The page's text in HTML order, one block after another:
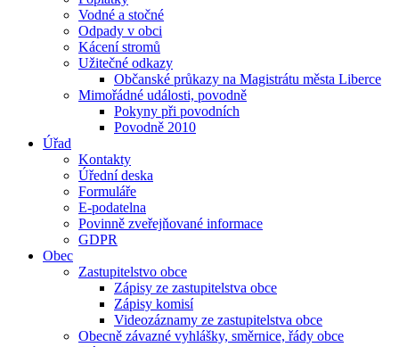
Vodné a stočné
Odpady v obci
Kácení stromů
Užitečné odkazy
Občanské průkazy na Magistrátu města Liberce
Mimořádné události, povodně
Pokyny při povodních
Povodně 2010
Úřad
Kontakty
Úřední deska
Formuláře
E-podatelna
Povinně zveřejňované informace
GDPR
Obec
Zastupitelstvo obce
Zápisy ze zastupitelstva obce
Zápisy komisí
Videozáznamy ze zastupitelstva obce
Obecně závazné vyhlášky, směrnice, řády obce